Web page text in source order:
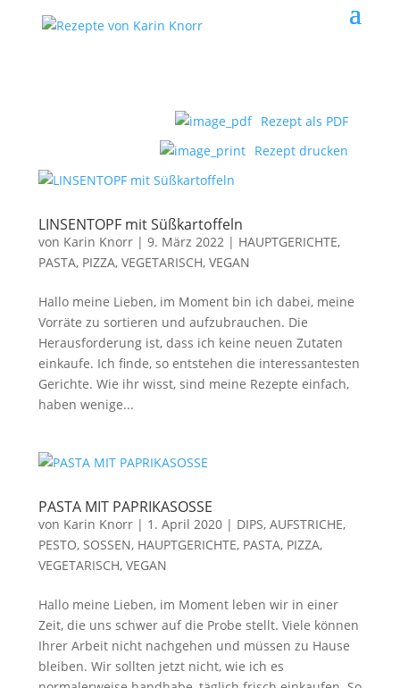
Rezept als PDF
Rezept drucken
LINSENTOPF mit Süßkartoffeln
von Karin Knorr| 9. März 2022| HAUPTGERICHTE,
PASTA, PIZZA, VEGETARISCH, VEGAN
Hallo meine Lieben, im Moment bin ich dabei, meine
Vorräte zu sortieren und aufzubrauchen. Die
Herausforderung ist, dass ich keine neuen Zutaten
einkaufe. Ich finde, so entstehen die interessantesten
Gerichte. Wie ihr wisst, sind meine Rezepte einfach,
haben wenige...
PASTA MIT PAPRIKASOSSE
von Karin Knorr| 1. April 2020| DIPS, AUFSTRICHE,
PESTO, SOSSEN, HAUPTGERICHTE, PASTA, PIZZA,
VEGETARISCH, VEGAN
Hallo meine Lieben, im Moment leben wir in einer
Zeit, die uns schwer auf die Probe stellt. Viele können
Ihrer Arbeit nicht nachgehen und müssen zu Hause
bleiben. Wir sollten jetzt nicht, wie ich es